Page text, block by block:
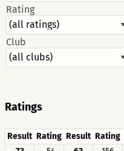
Rating
Club
Ratings
Result Rating Result Rating